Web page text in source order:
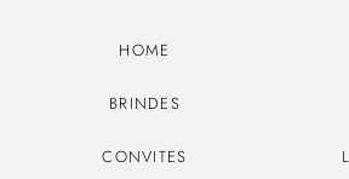
HOME
BRINDES
CONVITES